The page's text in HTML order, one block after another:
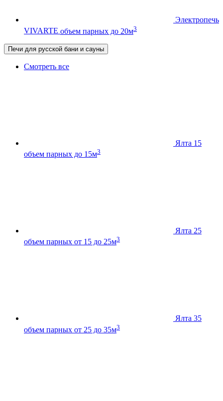
Электропечь
VIVARTE объем парных до 20м3
Печи для русской бани и сауны
Смотреть все
Ялта 15
объем парных до 15м3
Ялта 25
объем парных от 15 до 25м3
Ялта 35
объем парных от 25 до 35м3